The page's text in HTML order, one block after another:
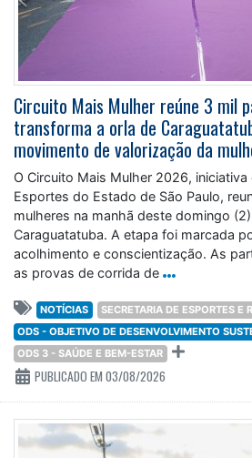
Circuito Mais Mulher reúne 3 mil
transforma a orla de
movimento de valorização da
O Circuito Mais Mulher 2026, iniciativa
Esportes do Estado de São Paulo,
mulheres na manhã deste domingo
Caraguatatuba. A etapa foi marcada
acolhimento e conscientização. As
as provas de corrida de
NOTÍCIAS
SECRETARIA DE ESPORTES E
ODS - OBJETIVO DE DESENVOLVIMENTO
ODS 3 - SAÚDE E BEM-ESTAR
PUBLICADO EM 03/08/2026